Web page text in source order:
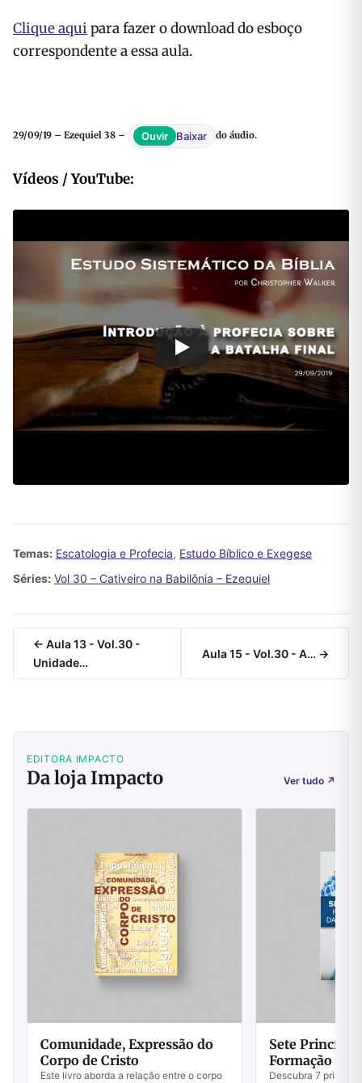
Clique aqui para fazer o download do esboço
correspondente a essa aula.
29/09/19 – Ezequiel 38 – Ouvir Baixar do áudio.
Vídeos / YouTube:
Temas: Escatologia e Profecia, Estudo Bíblico e Exegese
Séries: Vol 30 – Cativeiro na Babilônia – Ezequiel
← Aula 13 - Vol.30 -
Unidade…
Aula 15 - Vol.30 - A… →
EDITORA IMPACTO
Da loja Impacto Ver tudo ↗
Comunidade, Expressão do
Corpo de Cristo
Este livro aborda a relação entre o corpo
Sete
Formação da
Descubra 7